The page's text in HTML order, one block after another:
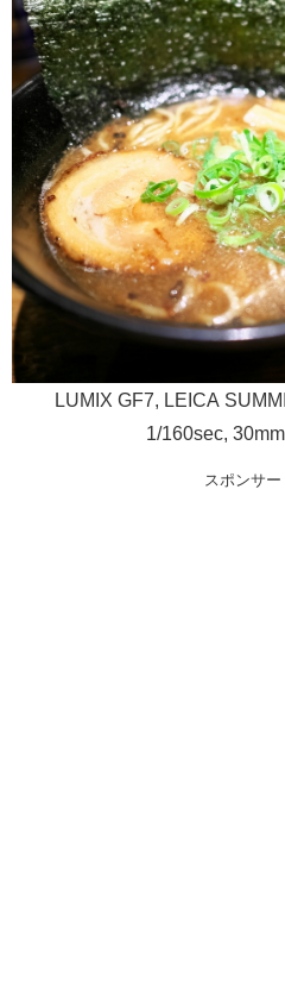
LUMIX GF7, LEICA
1/160sec,
スポンサー